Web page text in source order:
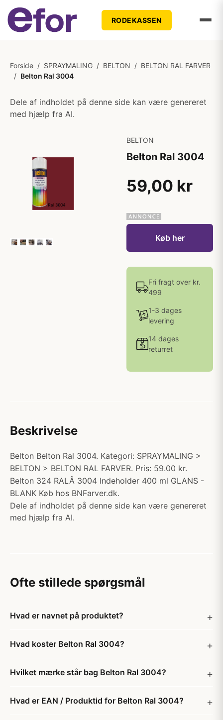
RODEKASSEN
Forside / SPRAYMALING / BELTON / BELTON RAL FARVER
/ Belton Ral 3004
Dele af indholdet på denne side kan være genereret
med hjælp fra AI.
BELTON
Belton Ral 3004
59,00 kr
Køb her
Fri fragt over kr.
499
1-3 dages
levering
14 dages
returret
Beskrivelse
Belton Belton Ral 3004. Kategori: SPRAYMALING >
BELTON > BELTON RAL FARVER. Pris: 59.00 kr.
Belton 324 RALÂ 3004 Indeholder 400 ml GLANS -
BLANK Køb hos BNFarver.dk.
Dele af indholdet på denne side kan være genereret
med hjælp fra AI.
Ofte stillede spørgsmål
Hvad er navnet på produktet?
Hvad koster Belton Ral 3004?
Hvilket mærke står bag Belton Ral 3004?
Hvad er EAN / Produktid for Belton Ral 3004?